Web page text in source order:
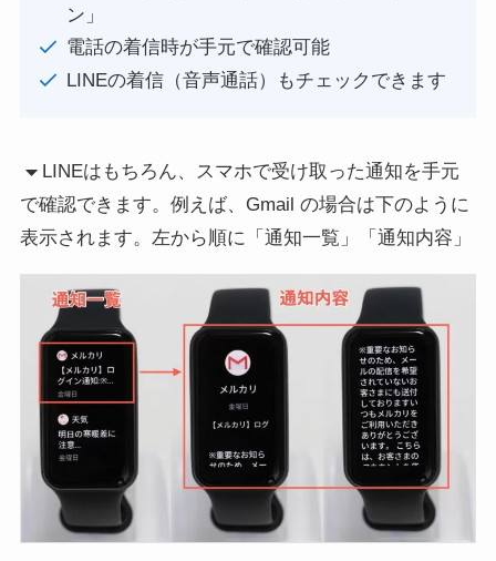
ン」
電話の着信時が手元で確認可能
LINEの着信（音声通話）もチェックできます
LINEはもちろん、スマホで受け取った通知を手元
で確認できます。例えば、Gmail の場合は下のように
表示されます。左から順に「通知一覧」「通知内容」